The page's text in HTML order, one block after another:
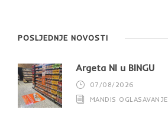
POSLJEDNJE NOVOSTI
Argeta NI u BINGU
07/08/2026
MANDIS OGLASAVANJE